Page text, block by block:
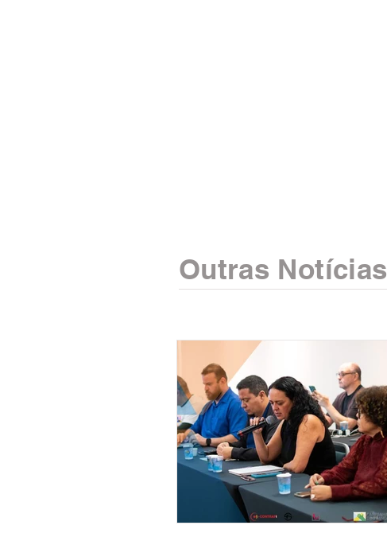
Outras Notícias